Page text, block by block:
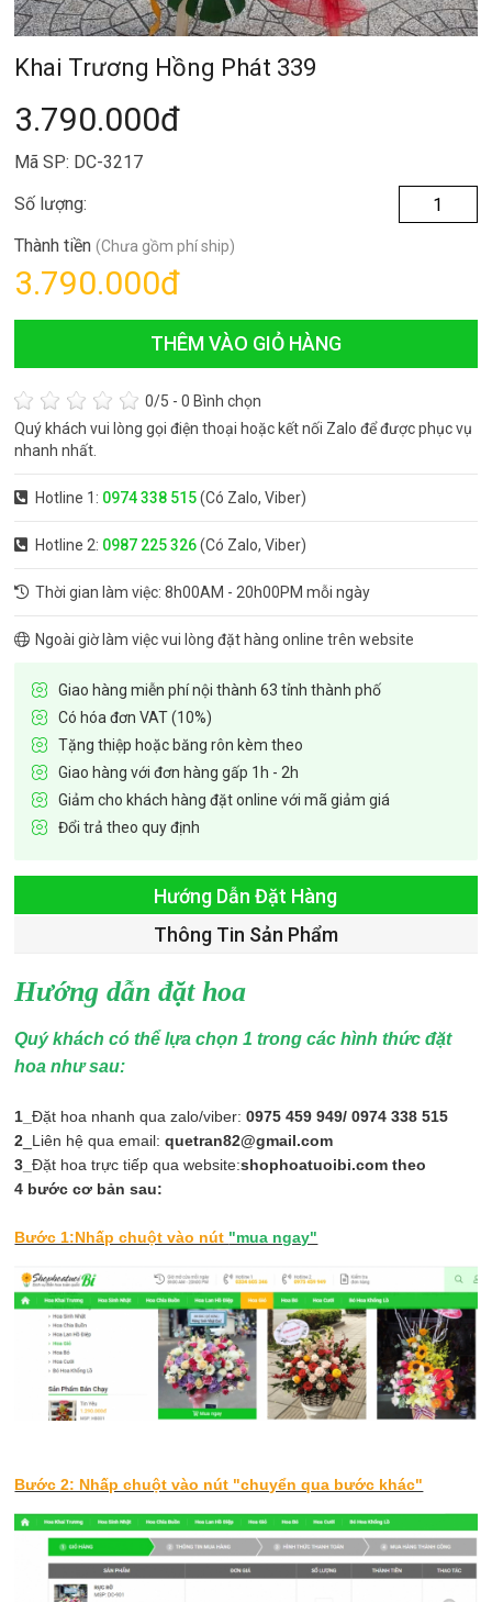
Khai Trương Hồng Phát 339
3.790.000đ
Mã SP: DC-3217
Số lượng:
Thành tiền(Chưa gồm phí ship)
3.790.000đ
THÊM VÀO GIỎ HÀNG
0/5 -0 Bình chọn
Quý khách vui lòng gọi điện thoại hoặc kết nối Zalo để được phục vụ
nhanh nhất.
Hotline 1: 0974 338 515(Có Zalo, Viber)
Hotline 2: 0987 225 326(Có Zalo, Viber)
Thời gian làm việc: 8h00AM - 20h00PM mỗi ngày
Ngoài giờ làm việc vui lòng đặt hàng online trên website
Giao hàng miễn phí nội thành 63 tỉnh thành phố
Có hóa đơn VAT (10%)
Tặng thiệp hoặc băng rôn kèm theo
Giao hàng với đơn hàng gấp 1h - 2h
Giảm cho khách hàng đặt online với mã giảm giá
Đổi trả theo quy định
Hướng Dẫn Đặt Hàng
Thông Tin Sản Phẩm
Hướng dẫn đặt hoa
Quý khách có thể lựa chọn 1 trong các hình thức đặt
hoa như sau:
1_Đặt hoa nhanh qua zalo/viber:0975 459 949/ 0974 338 515
2 _Liên hệ qua email:quetran82@gmail.com
3_Đặt hoa trực tiếp qua website:shophoatuoibi.com theo
4 bước cơ bản sau:
Bước 1:Nhấp chuột vào nút "mua ngay"
Bước 2: Nhấp chuột vào nút "chuyển qua bước khác"